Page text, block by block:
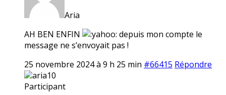
Aria
AH BEN ENFIN
depuis mon compte le
message ne s’envoyait pas !
25 novembre 2024 à 9 h 25 min #66415 Répondre
aria10
Participant